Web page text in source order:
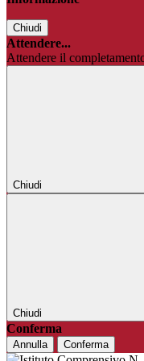
Chiudi
Attendere...
Attendere il
Chiudi
Chiudi
Conferma
Annulla Conferma